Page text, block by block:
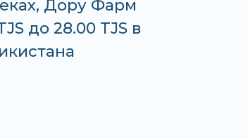
Дору Фарм
до 28.00 TJS в